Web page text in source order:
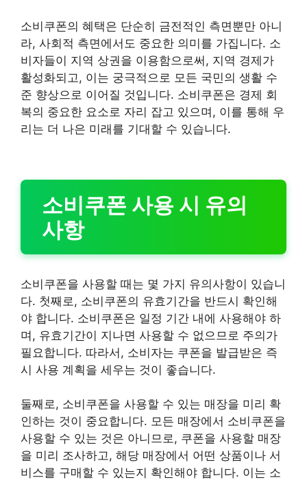
소비쿠폰의 혜택은 단순히 금전적인 측면뿐만 아니
라, 사회적 측면에서도 중요한 의미를 가집니다. 소
비자들이 지역 상권을 이용함으로써, 지역 경제가
활성화되고, 이는 궁극적으로 모든 국민의 생활 수
준 향상으로 이어질 것입니다. 소비쿠폰은 경제 회
복의 중요한 요소로 자리 잡고 있으며, 이를 통해 우
리는 더 나은 미래를 기대할 수 있습니다.
소비쿠폰 사용 시 유의
사항
소비쿠폰을 사용할 때는 몇 가지 유의사항이 있습니
다. 첫째로, 소비쿠폰의 유효기간을 반드시 확인해
야 합니다. 소비쿠폰은 일정 기간 내에 사용해야 하
며, 유효기간이 지나면 사용할 수 없으므로 주의가
필요합니다. 따라서, 소비자는 쿠폰을 발급받은 즉
시 사용 계획을 세우는 것이 좋습니다.
둘째로, 소비쿠폰을 사용할 수 있는 매장을 미리 확
인하는 것이 중요합니다. 모든 매장에서 소비쿠폰을
사용할 수 있는 것은 아니므로, 쿠폰을 사용할 매장
을 미리 조사하고, 해당 매장에서 어떤 상품이나 서
비스를 구매할 수 있는지 확인해야 합니다. 이는 소